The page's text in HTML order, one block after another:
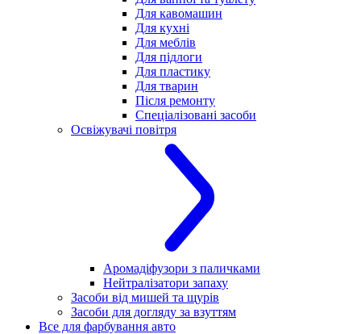
Для кавомашин
Для кухні
Для меблів
Для підлоги
Для пластику
Для тварин
Після ремонту
Спеціалізовані засоби
Освіжувачі повітря
Аромадіфузори з паличками
Нейтралізатори запаху
Засоби від мишей та щурів
Засоби для догляду за взуттям
Все для фарбування авто